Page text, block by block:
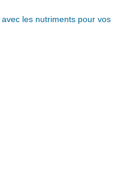
avec les nutriments pour vos